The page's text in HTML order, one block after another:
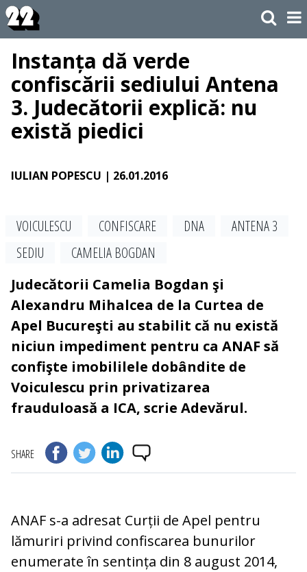
Instanța dă verde
confiscării sediului Antena
3. Judecătorii explică: nu
există piedici
IULIAN POPESCU | 26.01.2016
VOICULESCU CONFISCARE DNA
ANTENA 3
SEDIU
CAMELIA BOGDAN
Judecătorii Camelia Bogdan şi
Alexandru Mihalcea de la Curtea de
Apel Bucureşti au stabilit că nu există
niciun impediment pentru ca ANAF să
confişte imobililele dobândite de
Voiculescu prin privatizarea
frauduloasă a ICA, scrie Adevărul.
SHARE
ANAF s-a adresat Curții de Apel pentru
lămuriri privind confiscarea bunurilor
enumerate în sentința din 8 august 2014,